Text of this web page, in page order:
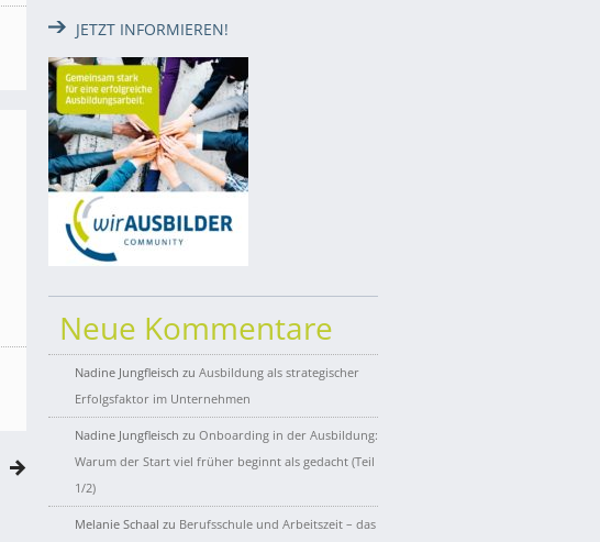
JETZT INFORMIEREN!
Neue Kommentare
Nadine Jungfleisch zu Ausbildung als strategischer
Erfolgsfaktor im Unternehmen
Nadine Jungfleisch zu Onboarding in der Ausbildung:
Warum der Start viel früher beginnt als gedacht (Teil
1/2)
Melanie Schaal zu Berufsschule und Arbeitszeit – das